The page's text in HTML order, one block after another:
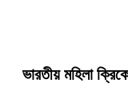
ভারতীয় মহিলা